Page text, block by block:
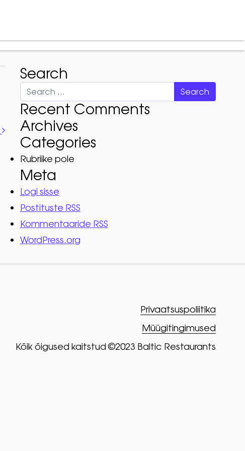
Search
Search
Recent Comments
Archives
Categories
Rubriike pole
Meta
Logi sisse
Postituste RSS
Kommentaaride RSS
WordPress.org
Privaatsuspoliitika
Müügitingimused
Kõik õigused kaitstud ©2023 Baltic Restaurants